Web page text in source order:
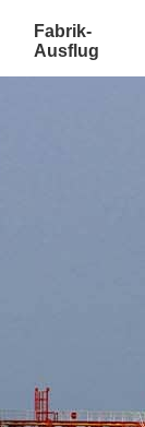
Fabrik-
Ausflug